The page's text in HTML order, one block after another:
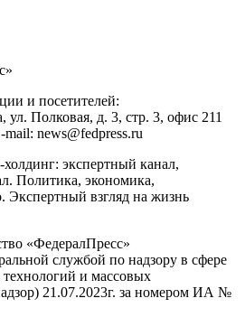
»
и посетителей:
, ул. Полковая, д. 3, стр. 3, офис 211
mail: news@fedpress.ru
экспертный канал,
Политика, экономика,
Экспертный взгляд на жизнь
«ФедералПресс»
службой по надзору в сфере
и массовых
21.07.2023г. за номером ИА №